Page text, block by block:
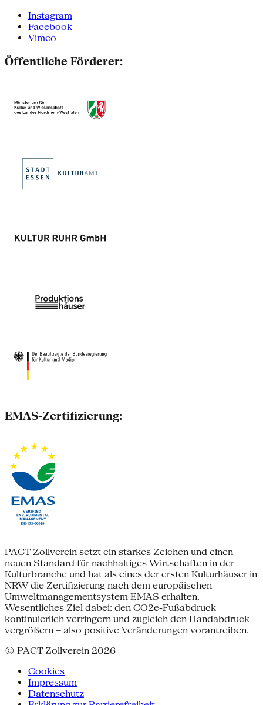
Instagram
Facebook
Vimeo
Öffentliche Förderer:
EMAS-Zertifizierung:
PACT Zollverein setzt ein starkes Zeichen und einen
neuen Standard für nachhaltiges Wirtschaften in der
Kulturbranche und hat als eines der ersten Kulturhäuser in
NRW die Zertifizierung nach dem europäischen
Umweltmanagementsystem EMAS erhalten.
Wesentliches Ziel dabei: den CO2e-Fußabdruck
kontinuierlich verringern und zugleich den Handabdruck
vergrößern – also positive Veränderungen vorantreiben.
© PACT Zollverein 2026
Cookies
Impressum
Datenschutz